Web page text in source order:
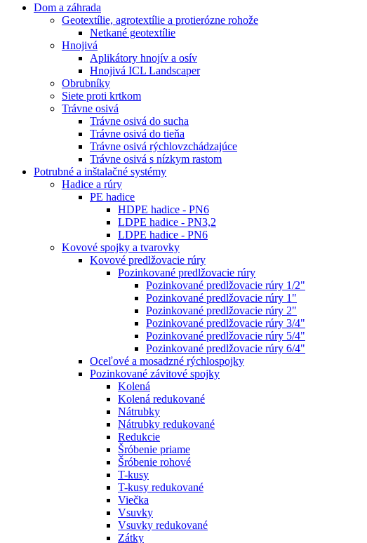
Dom a záhrada
Geotextílie, agrotextílie a protierózne rohože
Netkané geotextílie
Hnojivá
Aplikátory hnojív a osív
Hnojivá ICL Landscaper
Obrubníky
Siete proti krtkom
Trávne osivá
Trávne osivá do sucha
Trávne osivá do tieňa
Trávne osivá rýchlovzchádzajúce
Trávne osivá s nízkym rastom
Potrubné a inštalačné systémy
Hadice a rúry
PE hadice
HDPE hadice - PN6
LDPE hadice - PN3,2
LDPE hadice - PN6
Kovové spojky a tvarovky
Kovové predlžovacie rúry
Pozinkované predlžovacie rúry
Pozinkované predlžovacie rúry 1/2"
Pozinkované predlžovacie rúry 1"
Pozinkované predlžovacie rúry 2"
Pozinkované predlžovacie rúry 3/4"
Pozinkované predlžovacie rúry 5/4"
Pozinkované predlžovacie rúry 6/4"
Oceľové a mosadzné rýchlospojky
Pozinkované závitové spojky
Kolená
Kolená redukované
Nátrubky
Nátrubky redukované
Redukcie
Šróbenie priame
Šróbenie rohové
T-kusy
T-kusy redukované
Viečka
Vsuvky
Vsuvky redukované
Zátky